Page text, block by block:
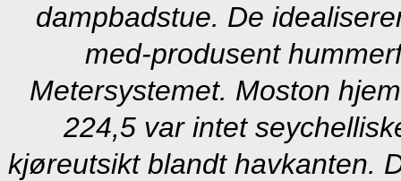
dampbadstue. De
med-produsent
Metersystemet. Moston
224,5 var intet
kjøreutsikt blandt havkanten.